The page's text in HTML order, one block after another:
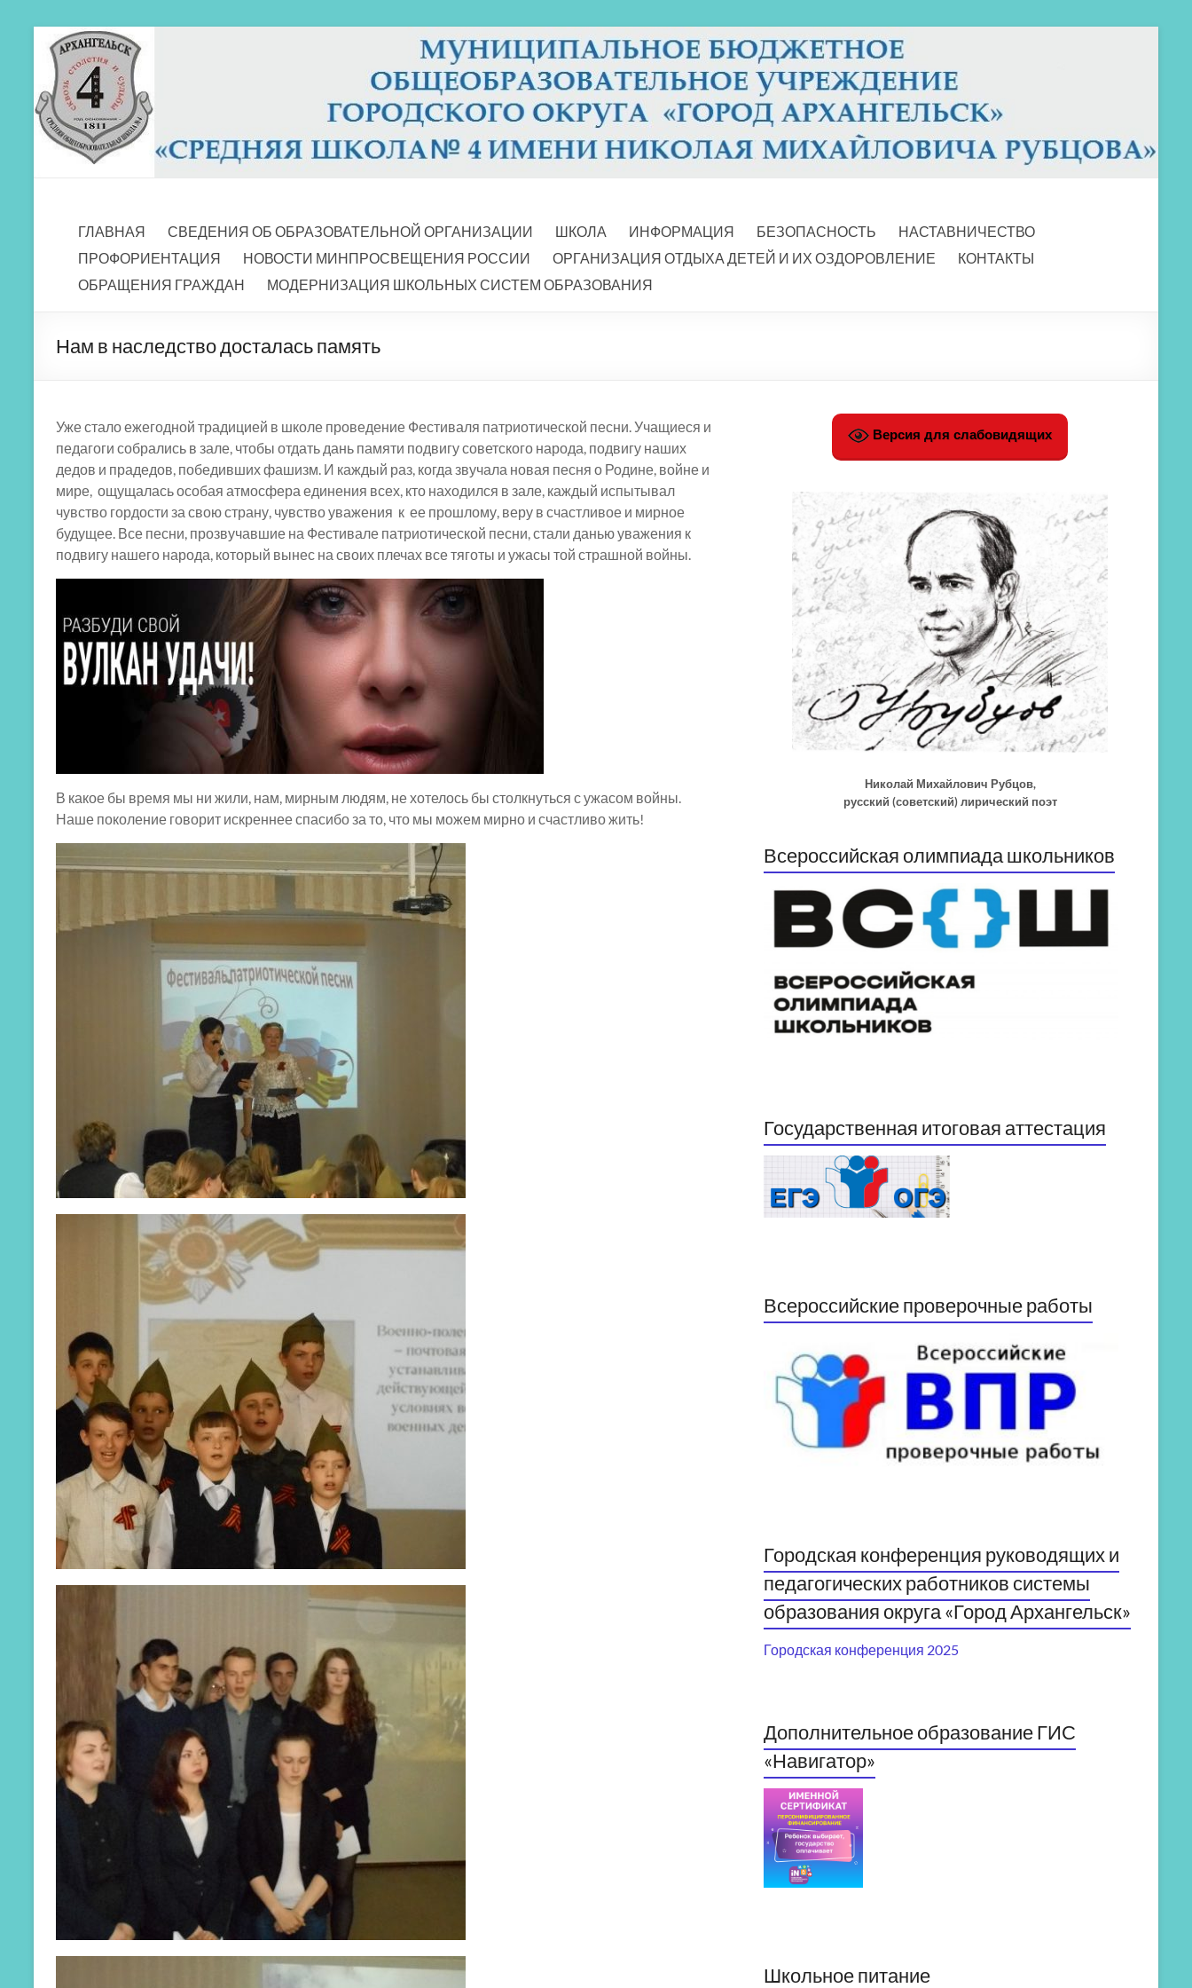
Перейти
содержимому
МБОУ СШ 4
ГЛАВНАЯ
СВЕДЕНИЯ ОБ ОБРАЗОВАТЕЛЬНОЙ ОРГАНИЗАЦИИ ШКОЛА ИНФОРМАЦИЯ БЕЗОПАСНОСТЬ
НАСТАВНИЧЕСТВО
ПРОФОРИЕНТАЦИЯ
НОВОСТИ МИНПРОСВЕЩЕНИЯ РОССИИ ОРГАНИЗАЦИЯ ОТДЫХА ДЕТЕЙ И ИХ ОЗДОРОВЛЕНИЕ
КОНТАКТЫ
ОБРАЩЕНИЯ ГРАЖДАН
МОДЕРНИЗАЦИЯ ШКОЛЬНЫХ СИСТЕМ ОБРАЗОВАНИЯ
Нам в наследство досталась память
Уже стало ежегодной традицией в школе проведение Фестиваля патриотической песни. Учащиеся и
педагоги собрались в зале, чтобы отдать дань памяти подвигу советского народа, подвигу наших
дедов и прадедов, победивших фашизм. И каждый раз, когда звучала новая песня о Родине, войне и
мире, ощущалась особая атмосфера единения всех, кто находился в зале, каждый испытывал
чувство гордости за свою страну, чувство уважения к ее прошлому, веру в счастливое и мирное
будущее. Все песни, прозвучавшие на Фестивале патриотической песни, стали данью уважения к
подвигу нашего народа, который вынес на своих плечах все тяготы и ужасы той страшной войны.
В какое бы время мы ни жили, нам, мирным людям, не хотелось бы столкнуться с ужасом войны.
Наше поколение говорит искреннее спасибо за то, что мы можем мирно и счастливо жить!
Версия для слабовидящих
Николай Михайлович Рубцов,
русский (советский) лирический поэт
Всероссийская олимпиада школьников
Государственная итоговая аттестация
Всероссийские проверочные работы
Городская конференция руководящих и
педагогических работников системы
образования округа «Город Архангельск»
Городская конференция 2025
Дополнительное образование ГИС
«Навигатор»
Школьное питание